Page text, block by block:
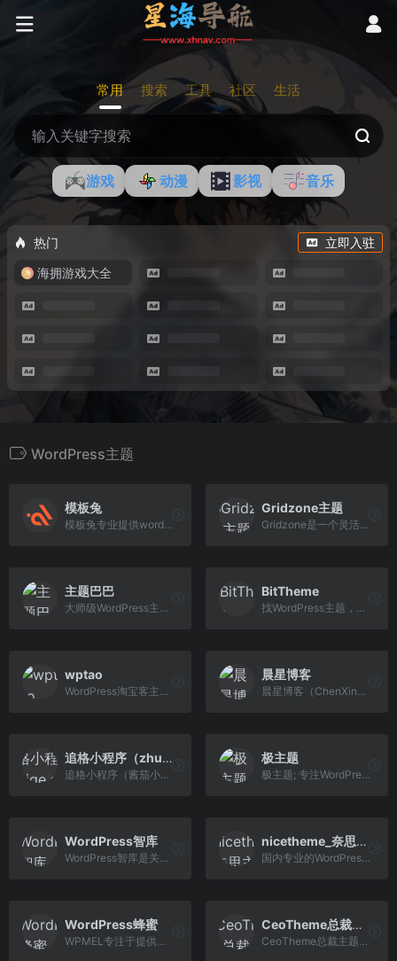
常用 搜索 工具 社区 生活
游戏 动漫 影视 音乐
热门
立即入驻
海拥游戏大全
WordPress主题
模板兔
模板兔专业提供wordpress主题定制开发，wordpress主题、wordpress模板、wordpress插件、wordpress企业主题、wordpress博客模板免费下载。
Gridzone主题
Gridzone是一个灵活的投资组合主题，有很多选项。它针对所有设备进行了优化，并且可以与块一起使用。您可以选择浅色和深色主题，左侧或右侧的小部件侧边栏 – 或根本没有侧边栏。
主题巴巴
大师级WordPress主题，国内专业团队原创WordPress模板，包括公司企业主题、博客主题、新闻主题、门户主题、自媒体主题、图片主题、视频主题等各类型WordPress免费主题。主题巴巴让您的WordPress网站更漂亮、更好用、更专业!
BitTheme
找WordPress主题，就上BitTheme。BitTheme是国内名列前茅的WordPress主题开发团队，团队开发有多款WordPress企业主题、WordPress博客主题。同时对所有的WordPress主题提供长期的维护更新和技术支持，是您购买WordPress主题的不二之选！
wptao
WordPress淘宝客主题，为用户提供必备的低成本营销工具，如WordPress连接微博、微信机器人、淘宝客插件（wptao）等。
晨星博客
晨星博客（ChenXingWeb.Com）专注WordPress程序周边主题及插件的开发制作，旨在为大家提供优质主题资源和服务，解决广大站长的建站需求。
追格小程序（zhuige.com）
追格小程序（酱茄小程序）官网为用户提供圈子小程序，知识付费小程序，企业官网小程序和酱茄plus，酱茄pro及WordPress小程序，WordPress主题模板相关问题的交流分享及购买
极主题
极主题; 专注WordPress主题插件开发
WordPress智库
WordPress智库是关于WordPress主题开发,WordPress主题定制开发,二次开发,WordPress插件开发服务,WordPress建站教程,WordPress主题插件等建站资源,WordPress中文汉化的WordPress服务类网站。
nicetheme_奈思主题
国内专业的WordPress主题开发团队，超10年WordPress开发经验，专注于为企业及个人开发WordPress主题、小程序等，并提供有保障的维护及售后，做高品质WordPress网 站认准nicetheme®奈思主题。
WordPress蜂蜜
WPMEL专注于提供分享高质量原创WordPress主题,WordPress插件,WordPress企业主题,WordPress博客主题,wordpress建站教程入门,wordpress网站模板,wordpress搭建,并为广大WordPress站长提供优质的建站资源及教程.
CeoTheme总裁主题
CeoTheme总裁主题是国内最懂你的WordPress主题开发团队，超6年WordPress开发经验，专注于原创WordPress主题开发，提供有保障的维护及售后，打造更专业的WordPress中文建站服务商，做高品质WordPress网站认准CeoTheme总裁主题。